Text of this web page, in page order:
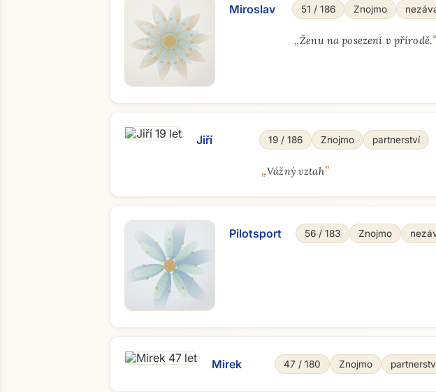
Miroslav 51 / 186 Znojmo
„Ženu na posezení v přírodě."
Jiří 19 / 186 Znojmo partnerství
„Vážný vztah"
Pilotsport 56 / 183 Znojmo
Mirek 47 / 180 Znojmo